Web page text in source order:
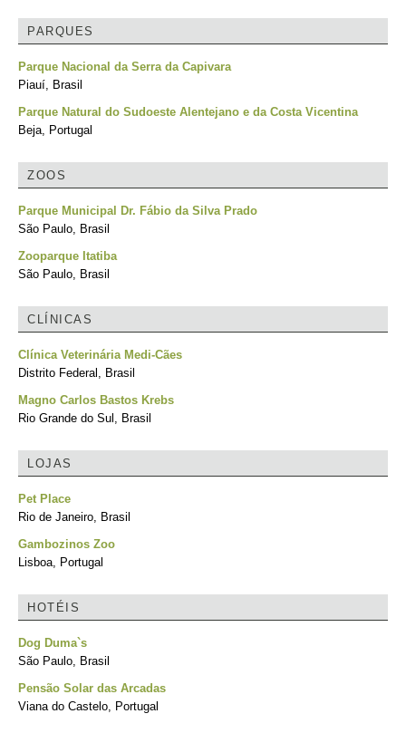
PARQUES
Parque Nacional da Serra da Capivara
Piauí, Brasil
Parque Natural do Sudoeste Alentejano e da Costa Vicentina
Beja, Portugal
ZOOS
Parque Municipal Dr. Fábio da Silva Prado
São Paulo, Brasil
Zooparque Itatiba
São Paulo, Brasil
CLÍNICAS
Clínica Veterinária Medi-Cães
Distrito Federal, Brasil
Magno Carlos Bastos Krebs
Rio Grande do Sul, Brasil
LOJAS
Pet Place
Rio de Janeiro, Brasil
Gambozinos Zoo
Lisboa, Portugal
HOTÉIS
Dog Duma`s
São Paulo, Brasil
Pensão Solar das Arcadas
Viana do Castelo, Portugal